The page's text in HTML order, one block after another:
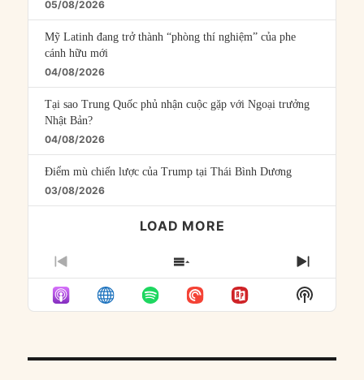
05/08/2026
Mỹ Latinh đang trở thành “phòng thí nghiệm” của phe
cánh hữu mới
04/08/2026
Tại sao Trung Quốc phủ nhận cuộc gặp với Ngoại trưởng
Nhật Bản?
04/08/2026
Điểm mù chiến lược của Trump tại Thái Bình Dương
03/08/2026
LOAD MORE
PREVIOUS
EPISODE
SHOW
EPISODES
LIST
NEXT
Show
Podcast